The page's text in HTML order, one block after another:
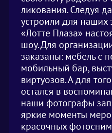
ликования. Следуя
устроили для наших
«Лотте Плаза»
шоу. Для
заказаны: мебель с
мобильный бар,
виртуозов. А для
остался в
наши фотографы
яркие моменты
красочных